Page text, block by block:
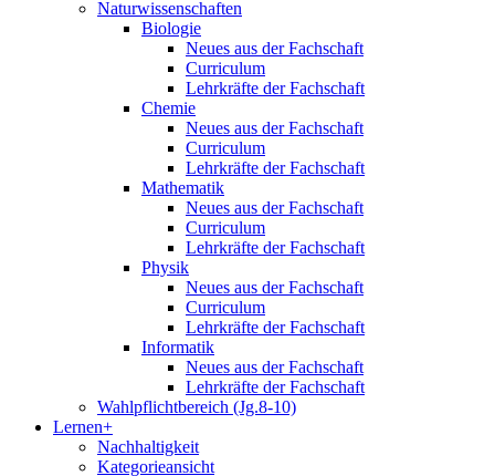
Naturwissenschaften
Biologie
Neues aus der Fachschaft
Curriculum
Lehrkräfte der Fachschaft
Chemie
Neues aus der Fachschaft
Curriculum
Lehrkräfte der Fachschaft
Mathematik
Neues aus der Fachschaft
Curriculum
Lehrkräfte der Fachschaft
Physik
Neues aus der Fachschaft
Curriculum
Lehrkräfte der Fachschaft
Informatik
Neues aus der Fachschaft
Lehrkräfte der Fachschaft
Wahlpflichtbereich (Jg.8-10)
Lernen+
Nachhaltigkeit
Kategorieansicht